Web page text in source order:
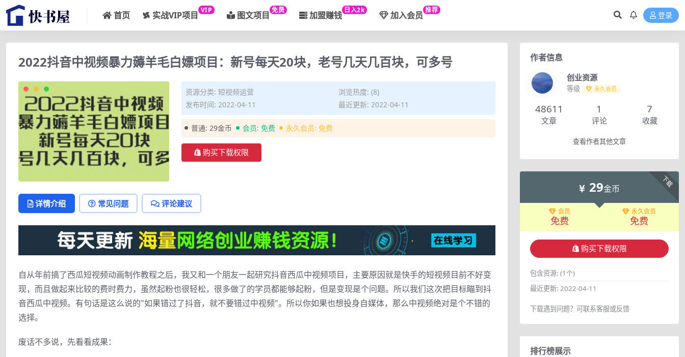
首页 实战VIP项目 VIP 图文项目 免费 加盟赚钱 日入2k 加入会员 推荐
登录
2022抖音中视频暴力薅羊毛白嫖项目：新号每天20块，老号几天几百块，可多号
资源分类: 短视频运营
浏览热度: (8)
发布时间: 2022-04-11
最近更新: 2022-04-11
普通: 29金币 会员: 免费 永久会员: 免费
购买下载权限
详情介绍 常见问题 评论建议
自从年前搞了西瓜短视频动画制作教程之后，我又和一个朋友一起研究抖音西瓜中视频项目，主要原因就是快手的短视频目前不好变
现，而且做起来比较的费时费力，虽然起粉也很轻松，很多做了的学员都能够起粉，但是变现是个问题。所以我们这次把目标瞄到抖
音西瓜中视频。有句话是这么说的"如果错过了抖音，就不要错过中视频"。所以你如果也想投身自媒体，那么中视频绝对是个不错的
选择。
废话不多说，先看看成果：
作者信息
创业资源
等级 永久会员
48611
文章
1
评论
7
收藏
查看作者其他文章
下载
29金币
会员
免费
永久会员
免费
购买下载权限
包含资源: (1个)
最近更新: 2022-04-11
下载遇到问题？可联系客服或反馈
排行榜展示